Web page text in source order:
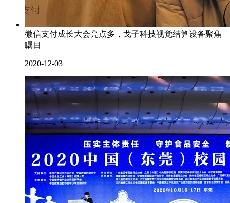
微信支付成长大会亮点多，戈子科技视觉结算设备聚焦
瞩目
2020-12-03